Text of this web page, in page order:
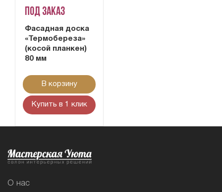
Под заказ
Фасадная доска
«Термобереза»
(косой планкен)
80 мм
В корзину
Купить в 1 клик
О нас